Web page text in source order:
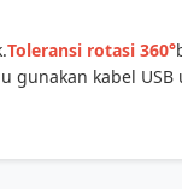
Toleransi rotasi 360°
kabel